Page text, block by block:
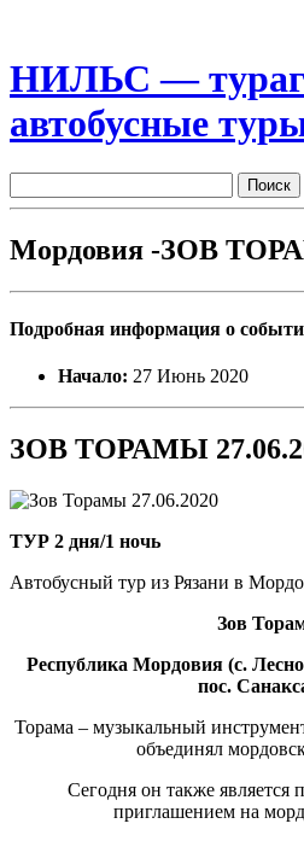
НИЛЬС —
автобусные
Мордовия -ЗОВ
Подробная информация о
Начало: 27 Июнь 2020
ЗОВ ТОРАМЫ
ТУР 2 дня/1 ночь
Автобусный тур из Рязани в
Зов
Республика Мордовия (с.
пос.
Торама – музыкальный
объединял
Сегодня он также является
приглашением на